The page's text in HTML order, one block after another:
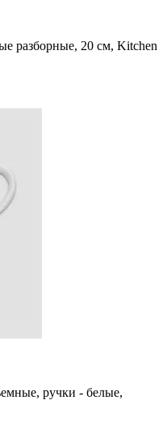
разборные, 20 см, Kitchen
ручки - белые,